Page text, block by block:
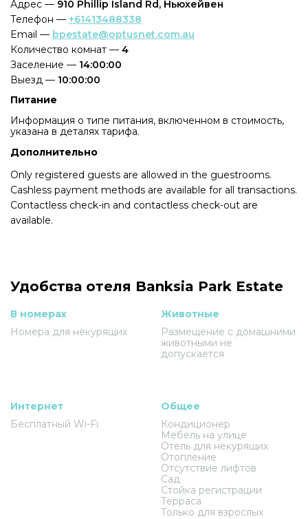
Адрес — 910 Phillip Island Rd, Ньюхейвен
Телефон — +61413488338
Email — bpestate@optusnet.com.au
Количество комнат — 4
Заселение — 14:00:00
Выезд — 10:00:00
Питание
Информация о типе питания, включенном в стоимость,
указана в деталях тарифа.
Дополнительно
Only registered guests are allowed in the guestrooms.
Cashless payment methods are available for all transactions.
Contactless check-in and contactless check-out are
available.
Удобства отеля Banksia Park Estate
В номерах
Номера для некурящих
Животные
Размещение с домашними
животными не
допускается
Интернет
Бесплатный Wi-Fi
Общее
Кондиционер
Мебель на улице
Отель для некурящих
Отопление
Отсутствие лифтов
Сад
Стойка регистрации
Терраса
Только для взрослых